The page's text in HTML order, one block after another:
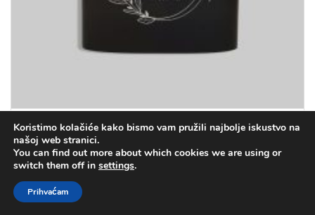
Personalizirana crna mat pljoska za vjenčanje – za
22.50
Koristimo kolačiće kako bismo vam pružili najbolje iskustvo na
našoj web stranici.
You can find out more about which cookies we are using or
switch them off in settings.
Prihvaćam